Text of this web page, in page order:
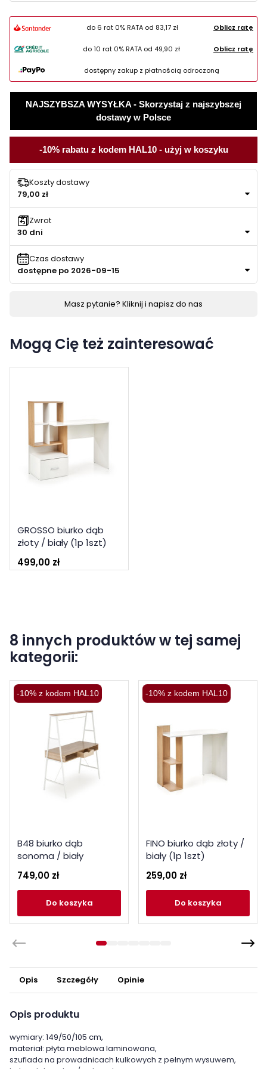
do 6 rat 0% RATA od 83,17 zł Oblicz ratę
do 10 rat 0% RATA od 49,90 zł Oblicz ratę
dostępny zakup z płatnością odroczoną
NAJSZYBSZA WYSYŁKA - Skorzystaj z najszybszej
dostawy w Polsce
-10% rabatu z kodem HAL10 - użyj w koszyku
Koszty dostawy
79,00 zł
Zwrot
30 dni
Czas dostawy
dostępne po 2026-09-15
Masz pytanie? Kliknij i napisz do nas
Mogą Cię też zainteresować
GROSSO biurko dąb
złoty / biały (1p 1szt)
499,00 zł
8 innych produktów w tej samej
kategorii:
-10% z kodem HAL10
B48 biurko dąb
sonoma / biały
749,00 zł
do koszyka
-10% z kodem HAL10
FINO biurko dąb złoty /
biały (1p 1szt)
259,00 zł
do koszyka
Opis Szczegóły Opinie
Opis produktu
wymiary: 149/50/105 cm,
materiał: płyta meblowa laminowana,
szuflada na prowadnicach kulkowych z pełnym wysuwem,